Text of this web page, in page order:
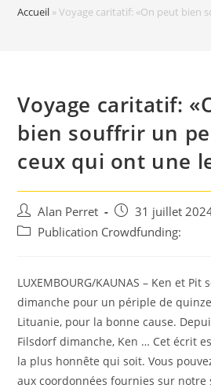
Accueil »Voyage caritatif: «On peut bien
Voyage caritatif:
bien souffrir un
ceux qui ont une
Auteur/autrice
de
Alan Perret
Post
published:
31 juillet
PostPublication Crowdfunding:
LUXEMBOURG/KAUNAS – Ken et
dimanche pour un périple de
Lituanie, pour la bonne cause.
Filsdorf dimanche, Ken … Cet écrit
la plus honnête qui soit. Vous
aux coordonnées fournies sur